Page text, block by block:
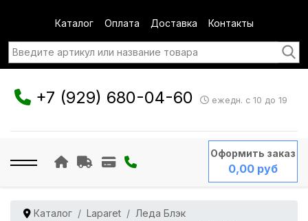
Каталог Оплата Доставка Контакты
+7 (929) 680-04-60 ежедн. с 10 до 19
Оформить заказ
0,00 руб
Каталог Laparet
Леда Блэк